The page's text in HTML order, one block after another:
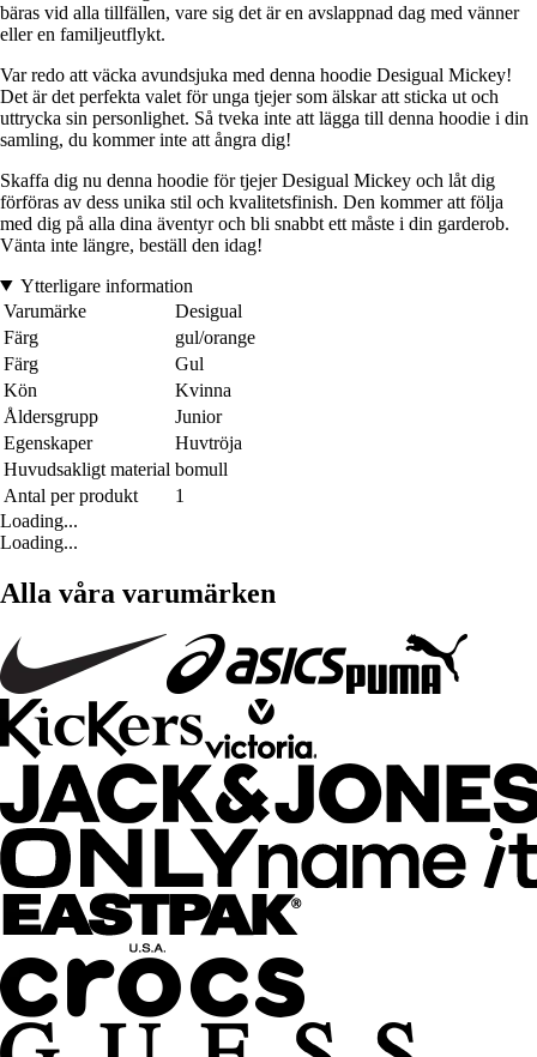
bäras vid alla tillfällen, vare sig det är en avslappnad dag med vänner
eller en familjeutflykt.
Var redo att väcka avundsjuka med denna hoodie Desigual Mickey!
Det är det perfekta valet för unga tjejer som älskar att sticka ut och
uttrycka sin personlighet. Så tveka inte att lägga till denna hoodie i din
samling, du kommer inte att ångra dig!
Skaffa dig nu denna hoodie för tjejer Desigual Mickey och låt dig
förföras av dess unika stil och kvalitetsfinish. Den kommer att följa
med dig på alla dina äventyr och bli snabbt ett måste i din garderob.
Vänta inte längre, beställ den idag!
Ytterligare information
Varumärke
Desigual
Färg
gul/orange
Färg
Gul
Kön
Kvinna
Åldersgrupp
Junior
Egenskaper
Huvtröja
Huvudsakligt material bomull
Antal per produkt
1
Loading...
Loading...
Alla våra varumärken